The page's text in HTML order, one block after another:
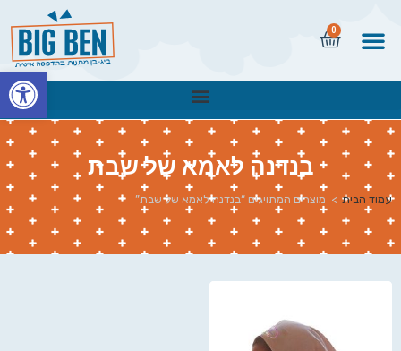
0
בנדנה לאמא של שבת
עמוד הבית > מוצרים המתויגים “בנדנה לאמא של שבת”